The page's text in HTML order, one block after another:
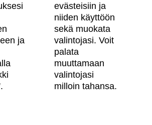
ja
evästeisiin ja
niiden käyttöön
sekä muokata
valintojasi. Voit
palata
muuttamaan
valintojasi
milloin tahansa.